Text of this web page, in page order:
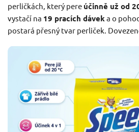
perličkách, který pere účinně už od
vystačí na 19 pracích dáveka o
postará přesný tvar perliček.